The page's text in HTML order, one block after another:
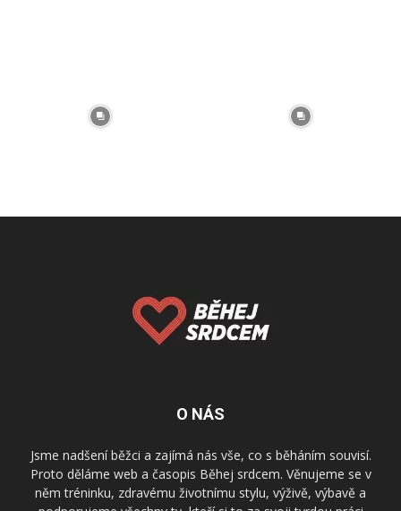
O NÁS
Jsme nadšení běžci a zajímá nás vše, co s běháním souvisí.
Proto děláme web a časopis Běhej srdcem. Věnujeme se v
něm tréninku, zdravému životnímu stylu, výživě, výbavě a